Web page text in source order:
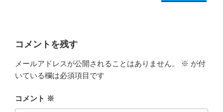
コメントを残す
メールアドレスが公開されることはありません。 ※ が付
いている欄は必須項目です
コメント ※